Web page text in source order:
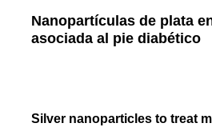
Nanopartículas de plata
asociada al pie diabético
Silver nanoparticles to treat